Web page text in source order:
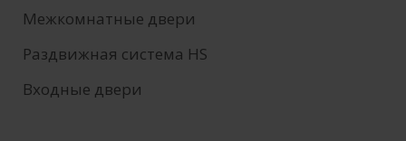
Межкомнатные двери
Раздвижная система HS
Входные двери